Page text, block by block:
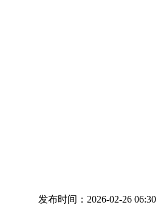
发布时间：2026-02-26 06:30